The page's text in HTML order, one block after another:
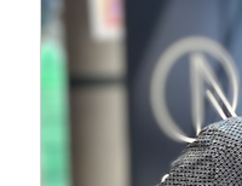
Vie des associations